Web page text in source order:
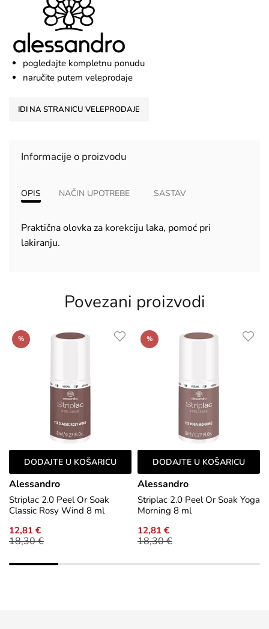
pogledajte kompletnu ponudu
naručite putem veleprodaje
IDI NA STRANICU VELEPRODAJE
Informacije o proizvodu
OPIS NAČIN UPOTREBE SASTAV
Praktična olovka za korekciju laka, pomoć pri
lakiranju.
Povezani proizvodi
%
DODAJTE U KOŠARICU
Alessandro
Striplac 2.0 Peel Or Soak
Classic Rosy Wind 8 ml
12,81 €
18,30 €
%
DODAJTE U KOŠARICU
Alessandro
Striplac 2.0 Peel Or Soak Yoga
Morning 8 ml
12,81 €
18,30 €